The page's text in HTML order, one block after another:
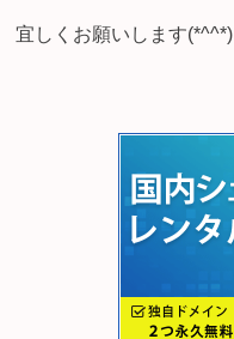
宜しくお願いします(*^^*)